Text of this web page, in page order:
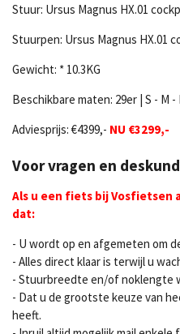
Stuur: Ursus Magnus HX.01
Stuurpen: Ursus Magnus HX.01
Gewicht: * 10.3KG
Beschikbare maten: 29er | S - M -
Adviesprijs:€4399,- NU €3299,-
Voor vragen en
Als u een fiets bij Vosfietsen
dat:
- U wordt op en afgemeten om
- Alles direct klaar is terwijl u
- Stuurbreedte en/of noklengte
- Dat u de grootste keuze van
heeft.